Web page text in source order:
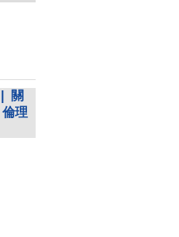
關
倫理